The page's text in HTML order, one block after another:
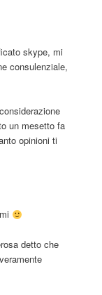
skype, mi
consulenziale,
un mesetto fa
opinioni ti
detto che